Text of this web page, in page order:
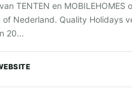
TENTEN en MOBILEHOMES
of Nederland. Quality Holidays
20...